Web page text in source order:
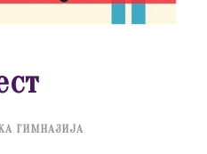
ГИМНАЗИЈА